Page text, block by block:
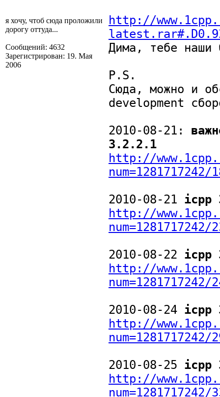
я хочу, чтоб сюда проложили
дорогу оттуда...
Сообщений: 4632
Зарегистрирован: 19. Мая
2006
http://
Дима, тебе наши
P.S.
Сюда, можно и
development
2010-08-21:
3.2.2.1
http://
num=1281717242/
2010-08-21 icpp
http://
num=1281717242/
2010-08-22 icpp
http://
num=1281717242/
2010-08-24 icpp
http://
num=1281717242/
2010-08-25 icpp
http://
num=1281717242/